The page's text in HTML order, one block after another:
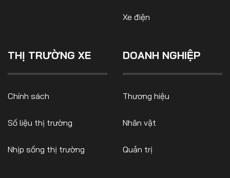
Xe điện
THỊ TRƯỜNG XE
Chính sách
Số liệu thị trường
Nhịp sống thị trường
DOANH NGHIỆP
Thương hiệu
Nhân vật
Quản trị